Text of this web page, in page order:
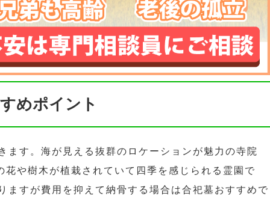
めポイント
ます。海が見える抜群のロケーションが魅力の寺院
や樹木が植栽されていて四季を感じられる霊園で
ますが費用を抑えて納骨する場合は合祀墓おすすめで